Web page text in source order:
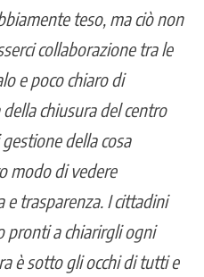
teso, ma ciò non
collaborazione tra le
e poco chiaro di
chiusura del centro
della cosa
modo di vedere
trasparenza. I cittadini
pronti a chiarirgli ogni
è sotto gli occhi di tutti e